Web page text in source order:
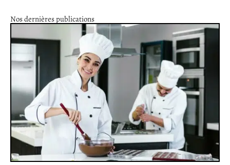
Nos dernières publications